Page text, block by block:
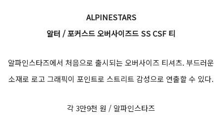
ALPINESTARS
알터 / 포커스드 오버사이즈드 SS CSF 티
알파인스타즈에서 처음으로 출시되는 오버사이즈 티셔츠. 부드러운
소재로 로고 그래픽이 포인트로 스트리트 감성으로 연출할 수 있다.
각 3만9천 원 / 알파인스타즈